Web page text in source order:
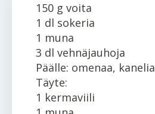
150 g voita
1 dl sokeria
1 muna
3 dl vehnäjauhoja
Päälle: omenaa, kanelia
Täyte:
1 kermaviili